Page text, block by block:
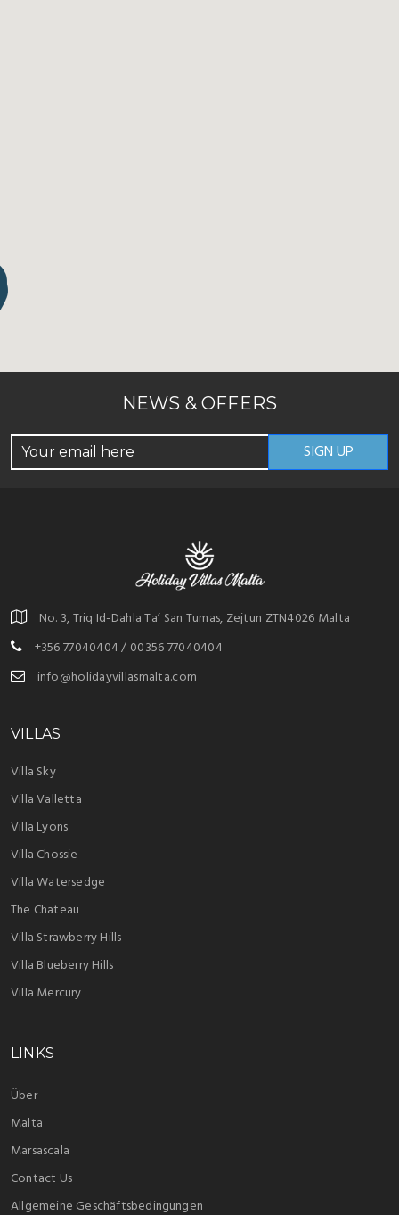
NEWS & OFFERS
No. 3, Triq Id-Dahla Ta’ San Tumas, Zejtun ZTN4026 Malta
+356 77040404 / 00356 77040404
info@holidayvillasmalta.com
VILLAS
Villa Sky
Villa Valletta
Villa Lyons
Villa Chossie
Villa Watersedge
The Chateau
Villa Strawberry Hills
Villa Blueberry Hills
Villa Mercury
LINKS
Über
Malta
Marsascala
Contact Us
Allgemeine Geschäftsbedingungen